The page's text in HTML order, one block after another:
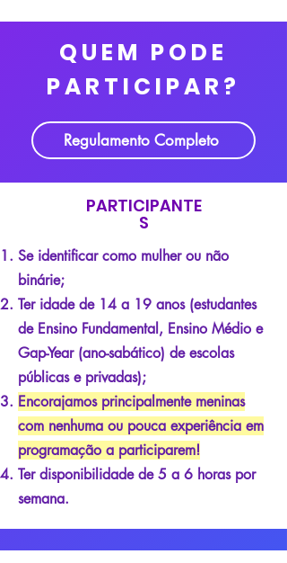
QUEM PODE
PARTICIPAR?
Regulamento Completo
PARTICIPANTE
S
Se identificar como mulher ou não
binárie;
Ter idade de 14 a 19 anos (estudantes
de Ensino Fundamental, Ensino Médio e
Gap-Year (ano-sabático) de escolas
públicas e privadas);
Encorajamos principalmente meninas
com nenhuma ou pouca experiência em
programação a participarem!
Ter disponibilidade de 5 a 6 horas por
semana.